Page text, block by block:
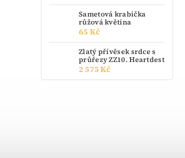
Sametová krabička
růžová květina
65 Kč
Zlatý přívěsek srdce s
průřezy ZZ10. Heartdest
2 575 Kč
Prsten ze žlutého
zlata vltavín
přírodní podélně
uchycen slabým
do 30 dnů